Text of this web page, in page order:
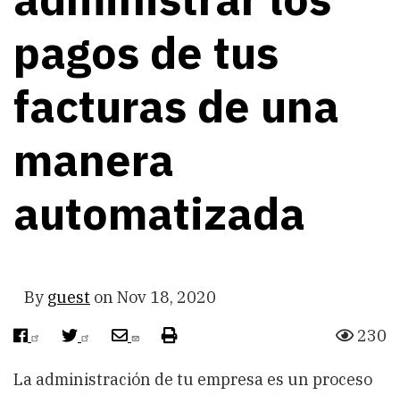
pagos de tus
facturas de una
manera
automatizada
By guest on Nov 18, 2020
facebook
twitterenvelope
print 230
La administración de tu empresa es un proceso